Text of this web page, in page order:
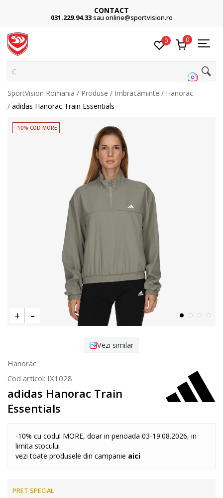
CONTACT
031.229.94.33sau online@sportvision.ro
0 0
Cauta
SportVision Romania Produse Imbracaminte
Hanorac
adidas Hanorac Train Essentials
-10% COD MORE
Vezi similar
Hanorac
Cod articol: IX1028
adidas Hanorac Train
Essentials
-10% cu codul MORE, doar in perioada 03-19.08.2026, in
limita stocului
vezi toate produsele din campanie aici
PRET SPECIAL